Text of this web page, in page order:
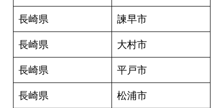
長崎県 諫早市
長崎県 大村市
長崎県 平戸市
長崎県 松浦市